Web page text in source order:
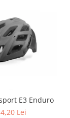
E3 Enduro
Lei